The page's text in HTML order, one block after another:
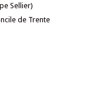
Sellier)
de Trente